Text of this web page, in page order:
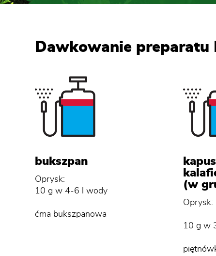
Dawkowanie preparatu
bukszpan
Oprysk:
10 g w 4-6 l wody
ćma bukszpanowa
(w
Oprysk:
10 g w